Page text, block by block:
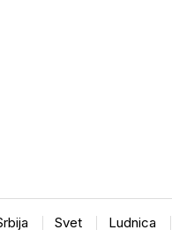
Svet Ludnica